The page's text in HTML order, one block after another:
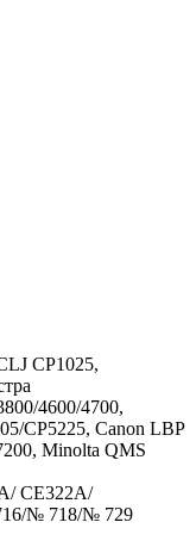
CP1025,
4600/4700,
CP5225, Canon LBP
Minolta QMS
CE322A/
№ 718/№ 729